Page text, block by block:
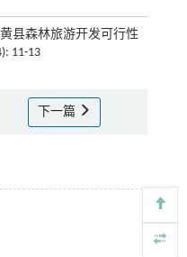
县森林旅游开发可行性
11-13
下一篇